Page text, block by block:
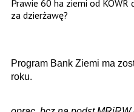
Prawie 60 ha ziemi od
za dzierżawę?
Program Bank Ziemi ma
roku.